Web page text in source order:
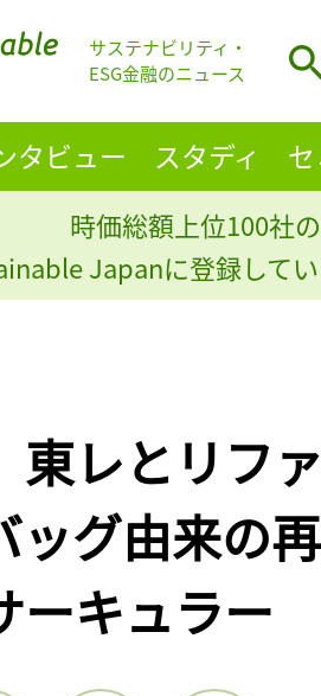
サステナビリティ・
ESG金融のニュース
タビュー スタディ
時価総額上位100社
Japanに登録して
東レとリフ
ッグ由来の
ーキュラー